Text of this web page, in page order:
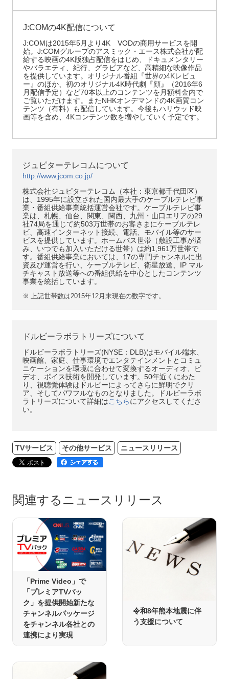
J:COMの4K配信について
J:COMは2015年5月より4K VODの商用サービスを開
始。J:COMグループのアスミック・エース株式会社が配
給する映画の4K版独占配信をはじめ、ドキュメンタリー
やバラエティ、紀行、グラビアなど、高精細な映像作品
を提供しています。オリジナル番組『世界の4Kレビュ
ー』のほか、初のオリジナル4K時代劇『顔』（2016年6
月配信予定）など70本以上のコンテンツを月額料金内で
ご覧いただけます。またNHKオンデマンドの4K画質コン
テンツ（有料）も配信しています。今後もハリウッド映
画等を含め、4Kコンテンツ数を増やしていく予定です。
ジュピターテレコムについて
http://www.jcom.co.jp/
株式会社ジュピターテレコム（本社：東京都千代田区）
は、1995年に設立された国内最大手のケーブルテレビ事
業・番組供給事業統括運営会社です。ケーブルテレビ事
業は、札幌、仙台、関東、関西、九州・山口エリアの29
社74局を通じて約503万世帯のお客さまにケーブルテレ
ビ、高速インターネット接続、電話、モバイル等のサー
ビスを提供しています。ホームパス世帯（敷設工事が済
み、いつでも加入いただける世帯）は約1,961万世帯で
す。番組供給事業においては、17の専門チャンネルに出
資及び運営を行い、ケーブルテレビ、衛星放送、IP マル
チキャスト放送等への番組供給を中心としたコンテンツ
事業を統括しています。
※ 上記世帯数は2015年12月末現在の数字です。
ドルビーラボラトリーズについて
ドルビーラボラトリーズ(NYSE：DLB)はモバイル端末、
映画館、家庭、仕事環境でエンタテインメントとコミュ
ニケーションを環境に合わせて変換するオーディオ、ビ
デオ、ボイス技術を開発しています。50年近くにわた
り、視聴覚体験はドルビーによってさらに鮮明でクリ
ア、そしてパワフルなものとなりました。ドルビーラボ
ラトリーズについて詳細はこちらにアクセスしてくださ
い。
TVサービス その他サービス ニュースリリース
関連するニュースリリース
「Prime Video」で
「プレミアTVパッ
ク」を提供開始新たな
チャンネルパッケージ
をチャンネル各社との
連携により実現
令和8年熊本地震に伴
う支援について